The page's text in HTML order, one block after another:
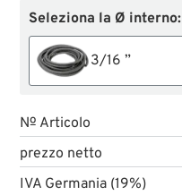
Seleziona la Ø interno:
3/16 ”
№ Articolo
prezzo netto
IVA Germania (19%)